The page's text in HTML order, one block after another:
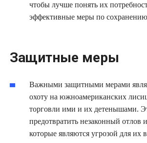
чтобы лучше понять их
эффективные меры по
Защитные меры
Важными защитными мерами
охоту на южноамериканских
торговли ими и их детенышами.
предотвратить незаконный отлов
которые являются угрозой для их